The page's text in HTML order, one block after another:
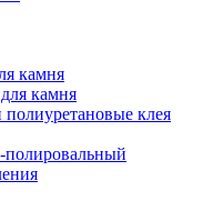
камня
камня
клея